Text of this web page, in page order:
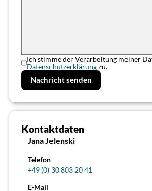
Ich stimme der Verarbeitung meiner
Datenschutzerklärungzu.
Kontaktdaten
>
Jana Jelenski
Telefon
+49 (0) 30 803 20 41
E-Mail